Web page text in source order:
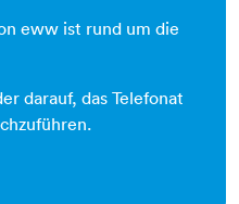
eww ist rund um die
darauf, das Telefonat